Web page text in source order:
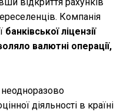
Компанія
банківської ліцензії
валютні операції,
неодноразово
діяльності в країні